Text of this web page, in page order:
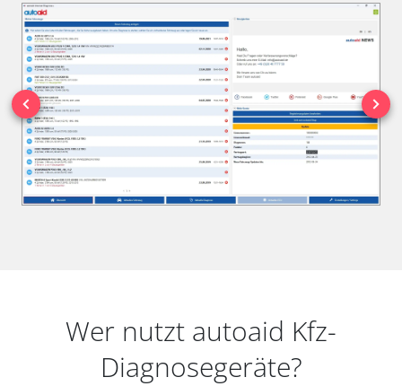
Wer nutzt autoaid Kfz-
Diagnosegeräte?